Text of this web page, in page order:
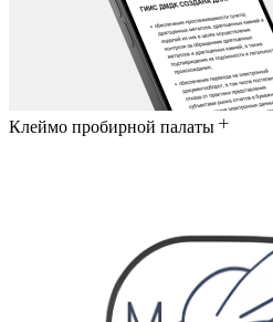
Клеймо пробирной палаты